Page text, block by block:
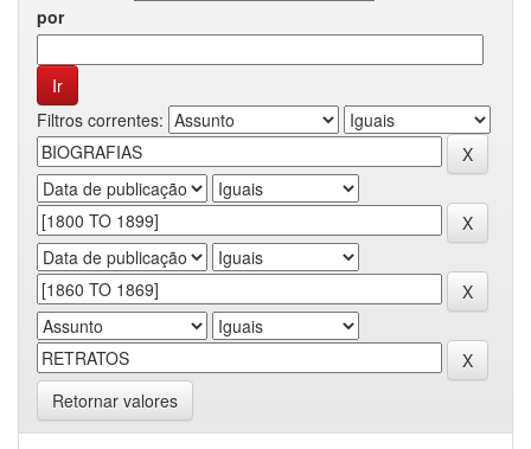
por
Filtros correntes:
Retornar valores